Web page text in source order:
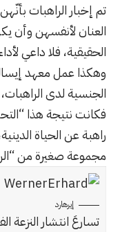
تم إخبار الراهبات
العنان لأنفسهن
الحقيقية، فلا داعي
وهكذا عمل معهد
الجنسية لدى الراهبات،
راهبة عن الحياة
مجموعة صغيرة من
إيرهارد
تسارعَ انتشار النزعة